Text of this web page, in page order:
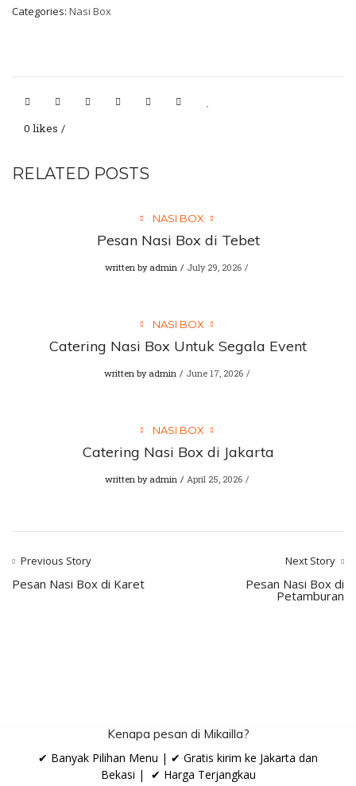
Categories: Nasi Box
0 likes
RELATED POSTS
NASI BOX
Pesan Nasi Box di Tebet
written by admin July 29, 2026
NASI BOX
Catering Nasi Box Untuk Segala Event
written by admin June 17, 2026
NASI BOX
Catering Nasi Box di Jakarta
written by admin April 25, 2026
Previous Story
Pesan Nasi Box di Karet
Next Story
Pesan Nasi Box di
Petamburan
Kenapa pesan di Mikailla?
✔ Banyak Pilihan Menu | ✔ Gratis kirim ke Jakarta dan
Bekasi | ✔ Harga Terjangkau